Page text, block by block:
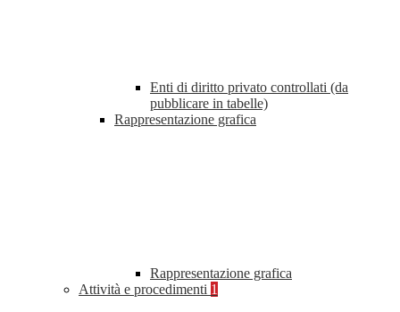
Enti di diritto privato controllati (da
pubblicare in tabelle)
Rappresentazione grafica
Rappresentazione grafica
Attività e procedimenti 1